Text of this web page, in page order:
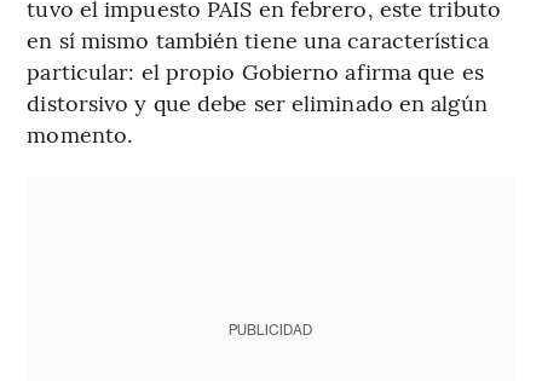
tuvo el impuesto PAIS en febrero, este tributo
en sí mismo también tiene una característica
particular: el propio Gobierno afirma que es
distorsivo y que debe ser eliminado en algún
momento.
PUBLICIDAD